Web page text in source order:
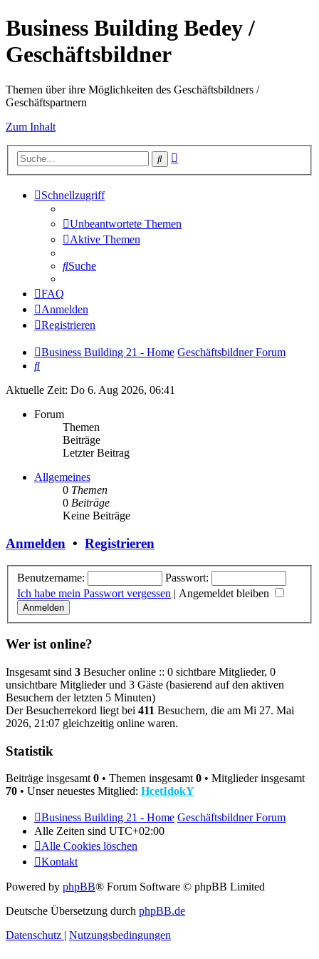
Business Building Bedey /
Geschäftsbildner
Themen über ihre Möglichkeiten des Geschäftsbildners /
Geschäftspartnern
Zum Inhalt
Suche
Schnellzugriff
Unbeantwortete Themen
Aktive Themen
Suche
FAQ
Anmelden
Registrieren
Business Building 21 - Home Geschäftsbildner Forum
Suche
Aktuelle Zeit: Do 6. Aug 2026, 06:41
Forum
Themen
Beiträge
Letzter Beitrag
Allgemeines
0 Themen
0 Beiträge
Keine Beiträge
Anmelden • Registrieren
Benutzername:
Passwort:
Ich habe mein Passwort vergessen | Angemeldet bleiben
Wer ist online?
Insgesamt sind 3 Besucher online :: 0 sichtbare Mitglieder, 0
unsichtbare Mitglieder und 3 Gäste (basierend auf den aktiven
Besuchern der letzten 5 Minuten)
Der Besucherrekord liegt bei 411 Besuchern, die am Mi 27. Mai
2026, 21:07 gleichzeitig online waren.
Statistik
Beiträge insgesamt 0 • Themen insgesamt 0 • Mitglieder insgesamt
70 • Unser neuestes Mitglied: HcetIdokY
Business Building 21 - Home Geschäftsbildner Forum
Alle Zeiten sind UTC+02:00
Alle Cookies löschen
Kontakt
Powered by phpBB® Forum Software © phpBB Limited
Deutsche Übersetzung durch phpBB.de
Datenschutz | Nutzungsbedingungen